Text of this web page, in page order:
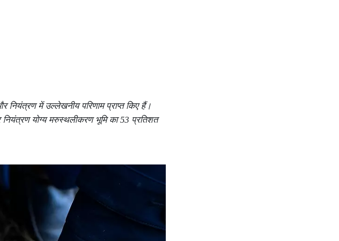
में उल्लेखनीय परिणाम प्राप्त किए हैं।
योग्य मरुस्थलीकरण भूमि का 53 प्रतिशत